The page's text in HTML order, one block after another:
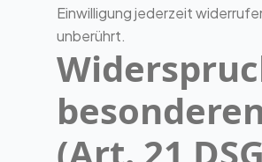
Einwilligung jederzeit
unberührt.
(Art. 21